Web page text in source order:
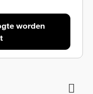
worden